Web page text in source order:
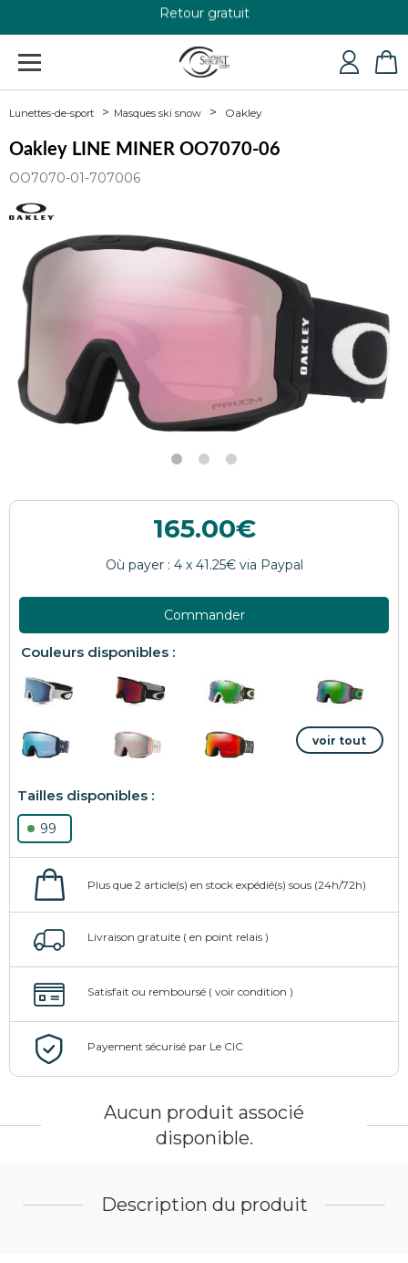
+33 4 79 24 76 84
Lunettes-de-sport Masques ski snow Oakley
Oakley LINE MINER OO7070-06
OO7070-01-707006
165.00
Commander
99
Description du produit
Aucun produit associé
disponible.